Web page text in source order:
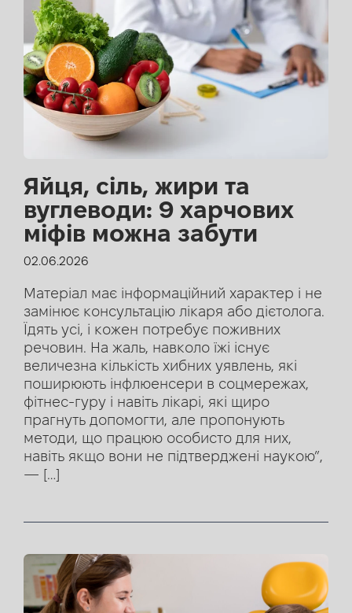
Яйця, сіль, жири та
вуглеводи: 9 харчових
міфів можна забути
02.06.2026
Матеріал має інформаційний характер і не
замінює консультацію лікаря або дієтолога.
Їдять усі, і кожен потребує поживних
речовин. На жаль, навколо їжі існує
величезна кількість хибних уявлень, які
поширюють інфлюенсери в соцмережах,
фітнес-гуру і навіть лікарі, які щиро
прагнуть допомогти, але пропонують
методи, що працюю особисто для них,
навіть якщо вони не підтверджені наукою”,
— […]